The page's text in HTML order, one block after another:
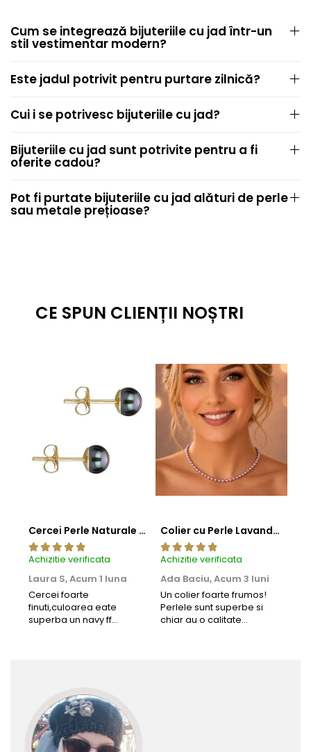
Cum se integrează bijuteriile cu jad într-un
stil vestimentar modern?
Este jadul potrivit pentru purtare zilnică?
Cui i se potrivesc bijuteriile cu jad?
Bijuteriile cu jad sunt potrivite pentru a fi
oferite cadou?
Pot fi purtate bijuteriile cu jad alături de perle
sau metale prețioase?
CE SPUN CLIENȚII NOȘTRI
Cercei Perle Naturale Negre 5-6 mm, Buton AAA, Aur 14K (aur 585), Tip Șurub | KASKADDA®
Achizitie verificata
Laura S,Acum 1 luna
Cercei foarte
finuti,culoarea eate
superba un navy ff
Colier cu Perle Lavanda la Baza Gatului, de 4-5 mm, Perle Rare, Calitate AAA+, Aur 14K | KASKADDA®
Achizitie verificata
Ada Baciu,Acum 3 luni
Un colier foarte frumos!
Perlele sunt superbe si
chiar au o calitate